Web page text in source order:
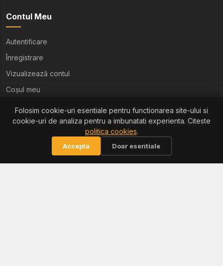
Contul Meu
Autentificare
Înregistrare
Vizualizează contul
Coșul meu
Ajutor
Termeni și condiții
Politica de confidențialitate
Folosim cookie-uri esentiale pentru functionarea site-ului si
cookie-uri de analiza pentru a imbunatati experienta. Citeste
politica cookies.
Accepta Doar esentiale